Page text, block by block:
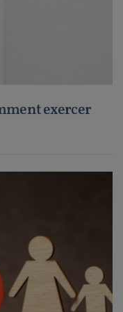
exercer